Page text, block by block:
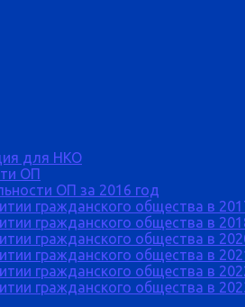
для НКО
ОП
ОП за 2016 год
гражданского общества в
гражданского общества в
гражданского общества в
гражданского общества в
гражданского общества в
гражданского общества в